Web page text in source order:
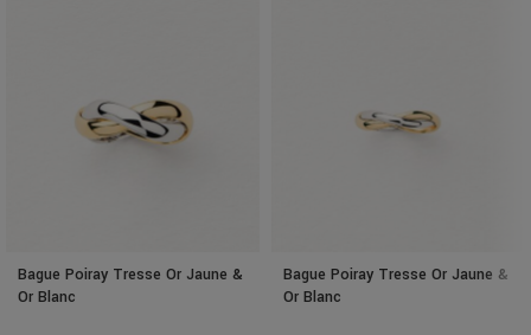
Bague Poiray Tresse Or Jaune &
Or Blanc
Bague Poiray Tresse Or Jaune &
Or Blanc